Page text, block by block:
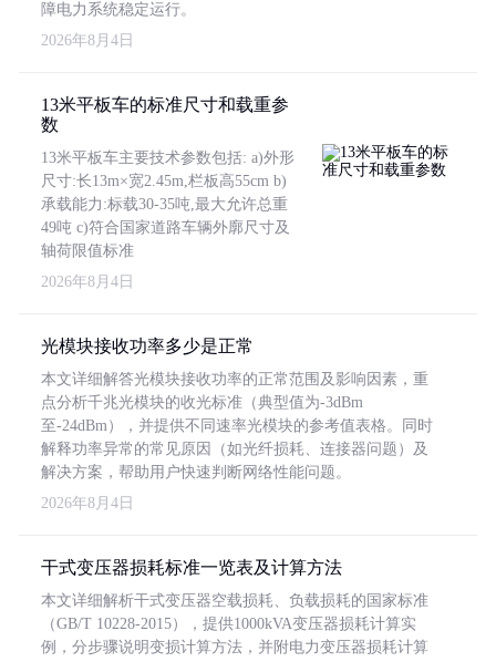
障电力系统稳定运行。
2026年8月4日
13米平板车的标准尺寸和载重参
数
13米平板车主要技术参数包括: a)外形
尺寸:长13m×宽2.45m,栏板高55cm b)
承载能力:标载30-35吨,最大允许总重
49吨 c)符合国家道路车辆外廓尺寸及
轴荷限值标准
2026年8月4日
光模块接收功率多少是正常
本文详细解答光模块接收功率的正常范围及影响因素，重
点分析千兆光模块的收光标准（典型值为-3dBm
至-24dBm），并提供不同速率光模块的参考值表格。同时
解释功率异常的常见原因（如光纤损耗、连接器问题）及
解决方案，帮助用户快速判断网络性能问题。
2026年8月4日
干式变压器损耗标准一览表及计算方法
本文详细解析干式变压器空载损耗、负载损耗的国家标准
（GB/T 10228-2015），提供1000kVA变压器损耗计算实
例，分步骤说明变损计算方法，并附电力变压器损耗计算